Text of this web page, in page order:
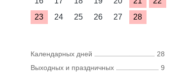
23
24 25 26 27 28
Календарных дней
28
Выходных и праздничных
9